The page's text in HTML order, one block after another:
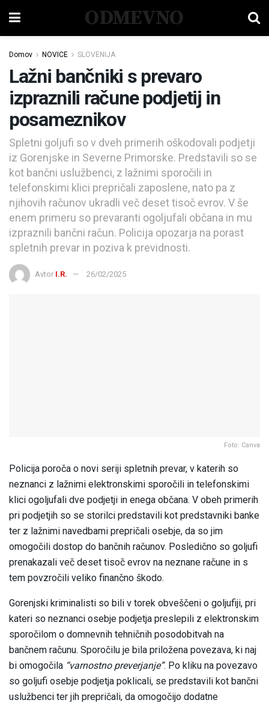
ODMEVNO
Domov NOVICE SLOVENIJA
Lažni bančniki s prevaro
izpraznili račune podjetij in
posameznikov
Spletni goljufi so v dveh primerih oškodovali podjetji
iz Gorenjske in Severne Primorske. Predstavili so se
kot bančni uslužbenci, z lažnimi sporočili in
telefonskimi klici prepričali zaposlene, nato pa z
njihovih računov ukradli več deset tisoč evrov. V še
enem primeru so prevaranti ogoljufali občana in mu
izpraznili bančni račun. Policija opozarja na porast
spletnih prevar in poziva k previdnosti.
Avtor I.R. 26/02/2025
Foto: Canva
Policija poroča o novi seriji spletnih prevar, v katerih so
neznanci z lažnimi elektronskimi sporočili in telefonskimi
klici ogoljufali dve podjetji in enega občana. V obeh primerih
pri podjetjih so se storilci predstavili kot predstavniki banke
ter z lažnimi navedbami prepričali osebje, da so jim
omogočili dostop do bančnih računov. Posledično so goljufi
prenakazali več deset tisoč evrov na neznane račune in s
tem povzročili veliko finančno škodo.
Gorenjski kriminalisti so bili v torek obveščeni o goljufiji, pri
kateri so neznanci osebje podjetja preslepili z elektronskim
sporočilom o domnevnih tehničnih posodobitvah na
bančnem računu. Sporočilu je bila priložena povezava, ki naj
bi omogočila “varnostno preverjanje”. Po kliku na povezavo
so goljufi osebje podjetja poklicali, se predstavili kot bančni
uslužbenci ter jih prepričali, da omogočijo dodatne